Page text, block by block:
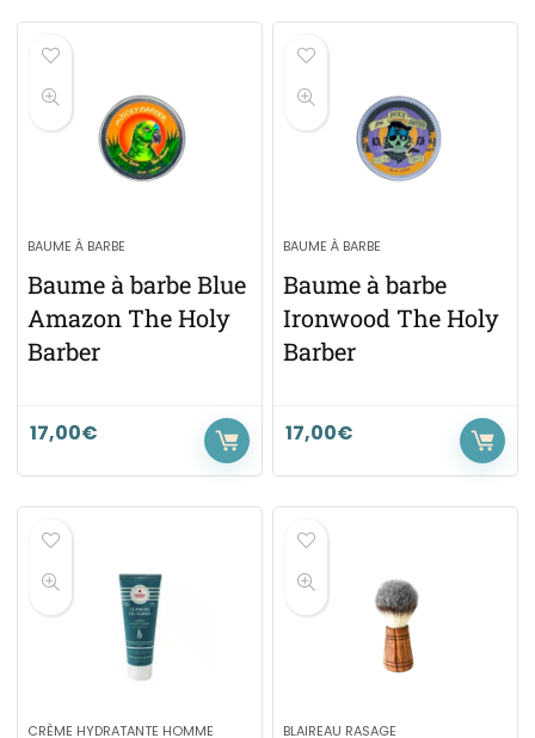
BAUME À BARBE
Baume à barbe Blue
Amazon The Holy
Barber
17,00€
BAUME À BARBE
Baume à barbe
Ironwood The Holy
Barber
17,00€
CRÈME HYDRATANTE HOMME BLAIREAU RASAGE